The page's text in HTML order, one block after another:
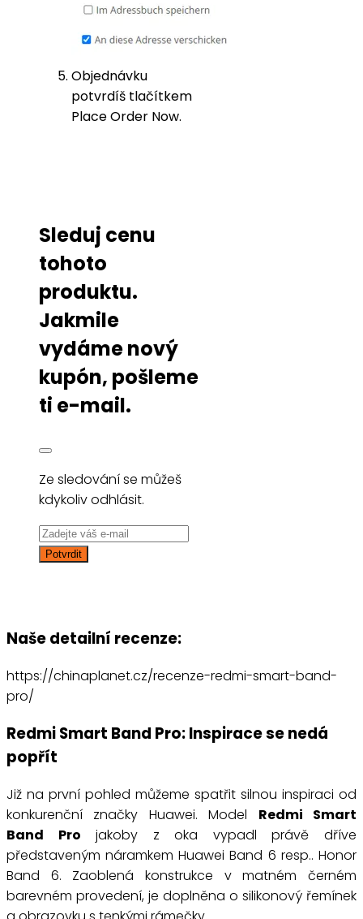
Objednávku
potvrdíš tlačítkem
Place Order Now.
Sleduj cenu
tohoto
produktu.
Jakmile
vydáme nový
kupón, pošleme
ti e-mail.
Ze sledování se můžeš
kdykoliv odhlásit.
Naše detailní recenze:
https://chinaplanet.cz/recenze-redmi-smart-band-
pro/
Redmi Smart Band Pro: Inspirace se nedá
popřít
Již na první pohled můžeme spatřit silnou inspiraci od
konkurenční značky Huawei. Model Redmi Smart
Band Pro jakoby z oka vypadl právě dříve
představeným náramkem Huawei Band 6 resp.. Honor
Band 6. Zaoblená konstrukce v matném černém
barevném provedení, je doplněna o silikonový řemínek